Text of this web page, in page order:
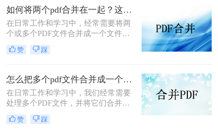
PDF合并为一个PDF的方法，帮助您
轻松完成这项任务。
如何将两个pdf合并在一起？这几种方法，任你选择！
在日常工作和学习中，经常需要将两
个或多个PDF文件合并成一个文件，
以便于管理和分享。无论是整理报
告、收集资料还是制作演示文稿，
那么如何将两个pdf合并在一起呢？本
文将详细介绍几种将两个PDF合并在
一起的方法。
赞 踩
怎么把多个pdf文件合并成一个？分享实用的5种方法！
在日常工作和学习中，我们经常需要
处理多个PDF文件，并将它们合并为
一个以便于管理、分享或打印。那么
怎么把多个pdf文件合并成一个呢？以
赞 踩